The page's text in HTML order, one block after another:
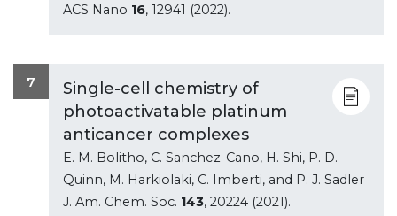
ACS Nano 16, 12941 (2022).
7
Single-cell chemistry of
photoactivatable platinum
anticancer complexes
E. M. Bolitho, C. Sanchez-Cano, H. Shi, P. D.
Quinn, M. Harkiolaki, C. Imberti, and P. J. Sadler
J. Am. Chem. Soc. 143, 20224 (2021).